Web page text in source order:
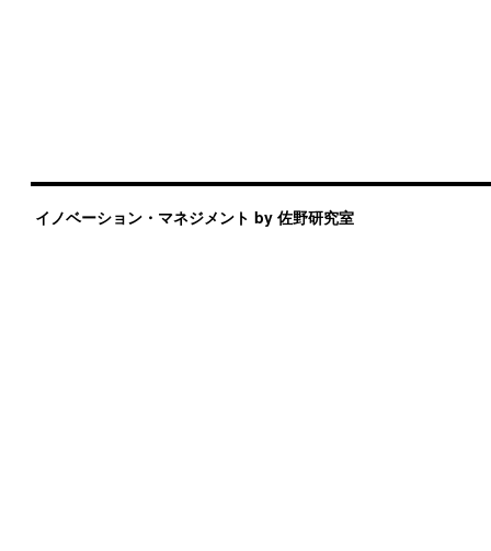
イノベーション・マネジメント by 佐野研究室